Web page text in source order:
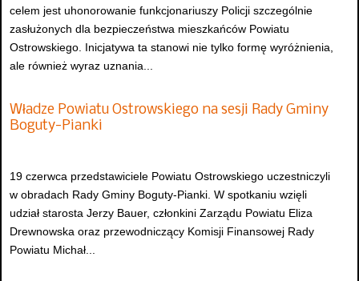
celem jest uhonorowanie funkcjonariuszy Policji szczególnie
zasłużonych dla bezpieczeństwa mieszkańców Powiatu
Ostrowskiego. Inicjatywa ta stanowi nie tylko formę wyróżnienia,
ale również wyraz uznania...
Władze Powiatu Ostrowskiego na sesji Rady Gminy
Boguty-Pianki
19 czerwca przedstawiciele Powiatu Ostrowskiego uczestniczyli
w obradach Rady Gminy Boguty-Pianki. W spotkaniu wzięli
udział starosta Jerzy Bauer, członkini Zarządu Powiatu Eliza
Drewnowska oraz przewodniczący Komisji Finansowej Rady
Powiatu Michał...